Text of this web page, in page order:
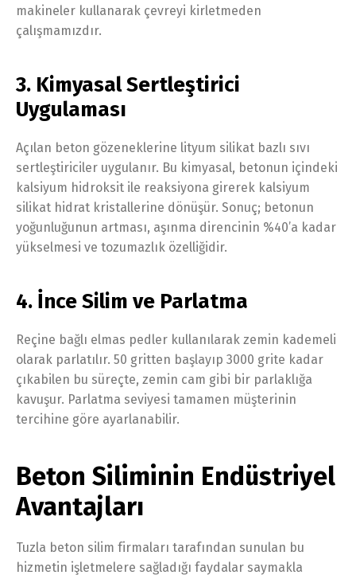
makineler kullanarak çevreyi kirletmeden
çalışmamızdır.
3. Kimyasal Sertleştirici
Uygulaması
Açılan beton gözeneklerine lityum silikat bazlı sıvı
sertleştiriciler uygulanır. Bu kimyasal, betonun içindeki
kalsiyum hidroksit ile reaksiyona girerek kalsiyum
silikat hidrat kristallerine dönüşür. Sonuç; betonun
yoğunluğunun artması, aşınma direncinin %40’a kadar
yükselmesi ve tozumazlık özelliğidir.
4. İnce Silim ve Parlatma
Reçine bağlı elmas pedler kullanılarak zemin kademeli
olarak parlatılır. 50 gritten başlayıp 3000 grite kadar
çıkabilen bu süreçte, zemin cam gibi bir parlaklığa
kavuşur. Parlatma seviyesi tamamen müşterinin
tercihine göre ayarlanabilir.
Beton Siliminin Endüstriyel
Avantajları
Tuzla beton silim firmaları tarafından sunulan bu
hizmetin işletmelere sağladığı faydalar saymakla